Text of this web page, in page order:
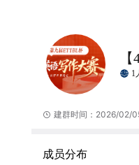
1
建群时间：2026/02/
成员分布